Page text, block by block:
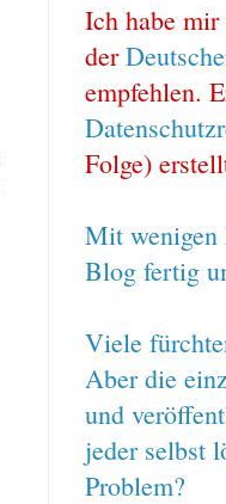
Ich habe
der
empfehlen.
Folge)
Mit wenigen
Blog fertig
Viele
Aber die
und
jeder selbst
Problem?